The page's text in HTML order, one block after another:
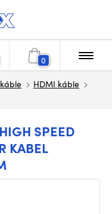
0
HDMI káble
SPEED
KABEL